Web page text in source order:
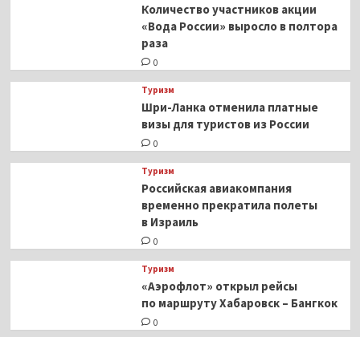
Количество участников акции
«Вода России» выросло в полтора
раза
0
Туризм
Шри-Ланка отменила платные
визы для туристов из России
0
Туризм
Российская авиакомпания
временно прекратила полеты
в Израиль
0
Туризм
«Аэрофлот» открыл рейсы
по маршруту Хабаровск – Бангкок
0